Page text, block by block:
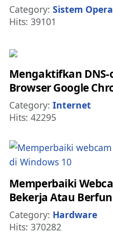
Details
Category: Sistem
Hits: 39101
Mengaktifkan DNS-
Browser Google
Details
Category: Internet
Hits: 42295
Memperbaiki
Bekerja Atau
Details
Category: Hardware
Hits: 370282